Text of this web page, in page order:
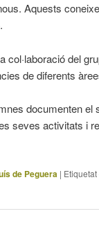
Aquests
col·laboració del
de diferents
documenten
seves activitats i
de Peguera | Etiquetat